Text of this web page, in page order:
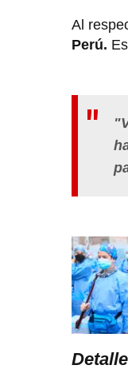
Al
Perú.
"